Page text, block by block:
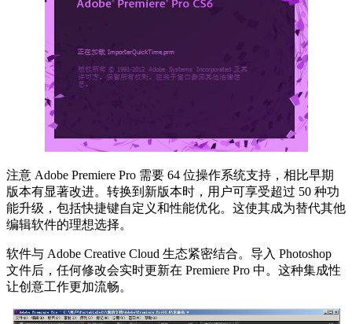
注意 Adobe Premiere Pro 需要 64 位操作系统支持，相比早期
版本有显著改进。转换到新版本时，用户可享受超过 50 种功
能升级，包括快捷键自定义和性能优化。这使其成为替代其他
编辑软件的理想选择。
软件与 Adobe Creative Cloud 生态紧密结合。导入 Photoshop
文件后，任何修改会实时更新在 Premiere Pro 中。这种集成性
让创意工作更加流畅。